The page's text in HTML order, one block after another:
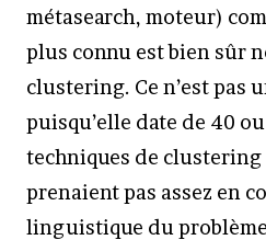
métasearch, moteur)
plus connu est bien sûr
clustering. Ce n’est pas
puisqu’elle date de 40
techniques de clustering
prenaient pas assez en
linguistique du